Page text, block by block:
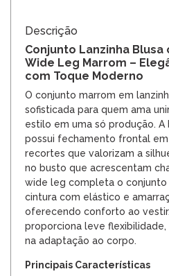
Descrição
Conjunto Lanzinha
Wide Leg Marrom –
com Toque Moderno
O conjunto marrom em
sofisticada para quem ama
estilo em uma só produção.
possui fechamento frontal
recortes que valorizam a
no busto que acrescentam
wide leg completa o
cintura com elástico e
oferecendo conforto ao
proporciona leve
na adaptação ao corpo.
Principais Características